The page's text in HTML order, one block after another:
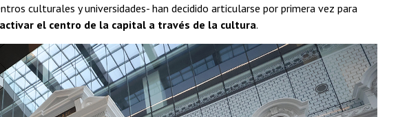
culturales y universidades- han decidido articularse por primera vez para
el centro de la capital a través de la cultura.